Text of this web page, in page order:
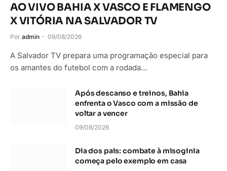
AO VIVO BAHIA X VASCO E FLAMENGO
X VITÓRIA NA SALVADOR TV
Por admin 09/08/2026
A Salvador TV prepara uma programação especial para
os amantes do futebol com a rodada…
Após descanso e treinos, Bahia
enfrenta o Vasco com a missão de
voltar a vencer
09/08/2026
Dia dos pais: combate à misoginia
começa pelo exemplo em casa